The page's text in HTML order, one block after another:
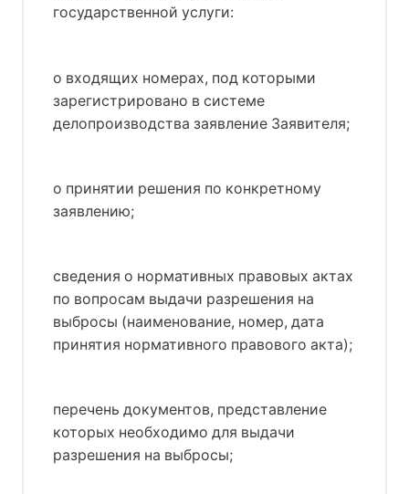
государственной услуги:
о входящих номерах, под которыми
зарегистрировано в системе
делопроизводства заявление Заявителя;
о принятии решения по конкретному
заявлению;
сведения о нормативных правовых актах
по вопросам выдачи разрешения на
выбросы (наименование, номер, дата
принятия нормативного правового акта);
перечень документов, представление
которых необходимо для выдачи
разрешения на выбросы;